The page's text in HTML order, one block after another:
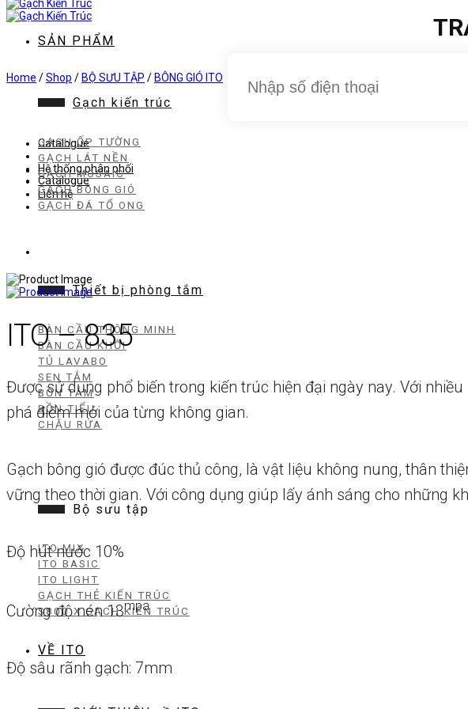
dung
Catalogue
Hệ thống phân phối
Liên hệ
Catalogue
SẢN PHẨM
Gạch kiến trúc
GẠCH ỐP TƯỜNG
GẠCH LÁT NỀN
GẠCH MOSAIC
GẠCH BÔNG GIÓ
GẠCH ĐÁ TỔ ONG
Thiết bị phòng tắm
BÀN CẦU THÔNG MINH
BÀN CẦU KHỐI
TỦ LAVABO
SEN TẮM
BỒN TẮM
BỒN TIỂU
CHẬU RỬA
Bộ sưu tập
ITO MIX
ITO BASIC
ITO LIGHT
GẠCH THẺ KIẾN TRÚC
S800 X GẠCH KIẾN TRÚC
VỀ ITO
Home /Shop / BỘ SƯU TẬP / BÔNG GIÓ ITO
ITO – 835
Được sử dụng phổ biến trong kiến trúc hiện đại ngày nay. Với
phá điểm mới của từng không gian.
Gạch bông gió được đúc thủ công, là vật liệu không nung, thân
vững theo thời gian. Với công dụng giúp lấy ánh sáng cho những
Độ hút nước 10%
Cường độ nén 13mpa
Độ sâu rãnh gạch: 7mm